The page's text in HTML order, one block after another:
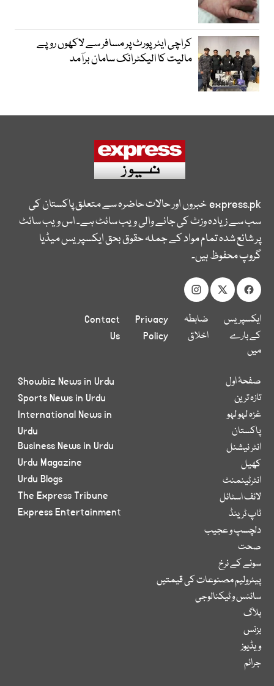
کراچی ایئرپورٹ پر مسافر سے لاکھوں روپے
مالیت کا الیکٹرانک سامان برآمد
express.pkخبروں اور حالات حاضرہ سے متعلق پاکستان کی
سب سے زیادہ وزٹ کی جانے والی ویب سائٹ ہے۔ اس ویب سائٹ
پر شائع شدہ تمام مواد کے جملہ حقوق بحق ایکسپریس میڈیا
گروپ محفوظ ہیں۔
ایکسپریس
کے بارے
میں
ضابطہ
اخلاق
Privacy
Policy
Contact
Us
صفحۂ اول
تازہ ترین
غزہ لہو لہو
پاکستان
انٹر نیشنل
کھیل
انٹرٹینمنٹ
لائف اسٹائل
ٹاپ ٹرینڈ
دلچسپ و عجیب
صحت
سونے کے نرخ
پیٹرولیم مصنوعات کی قیمتیں
سائنس و ٹیکنالوجی
بلاگ
بزنس
ویڈیوز
جرائم
Showbiz News in Urdu
Sports News in Urdu
International News in
Urdu
Business News in Urdu
Urdu Magazine
Urdu Blogs
The Express Tribune
Express Entertainment